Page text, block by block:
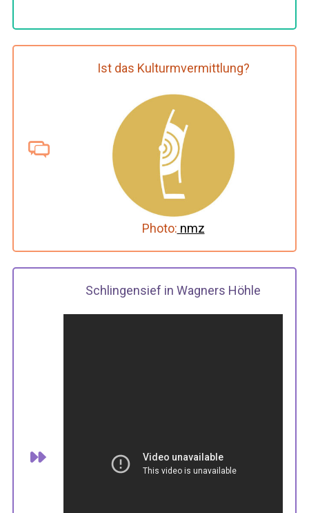
Ist das Kulturmvermittlung?
Photo: nmz
Schlingensief in Wagners Höhle